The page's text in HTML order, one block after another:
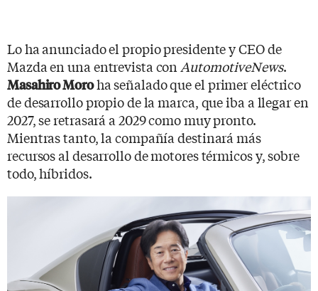
Lo ha anunciado el propio presidente y CEO de
Mazda en una entrevista con AutomotiveNews.
Masahiro Moroha señalado que el primer eléctrico
de desarrollo propio de la marca, que iba a llegar en
2027, se retrasará a 2029 como muy pronto.
Mientras tanto, la compañía destinará más
recursos al desarrollo de motores térmicos y, sobre
todo, híbridos.